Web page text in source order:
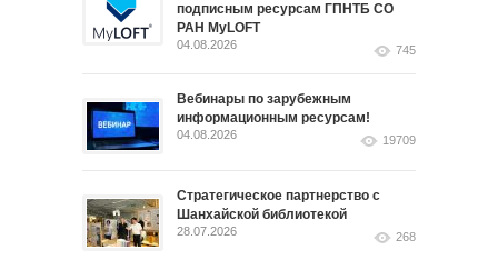
подписным ресурсам ГПНТБ СО
РАН MyLOFT
04.08.2026 745
Вебинары по зарубежным
информационным ресурсам!
04.08.2026 19709
Стратегическое партнерство с
Шанхайской библиотекой
28.07.2026 268